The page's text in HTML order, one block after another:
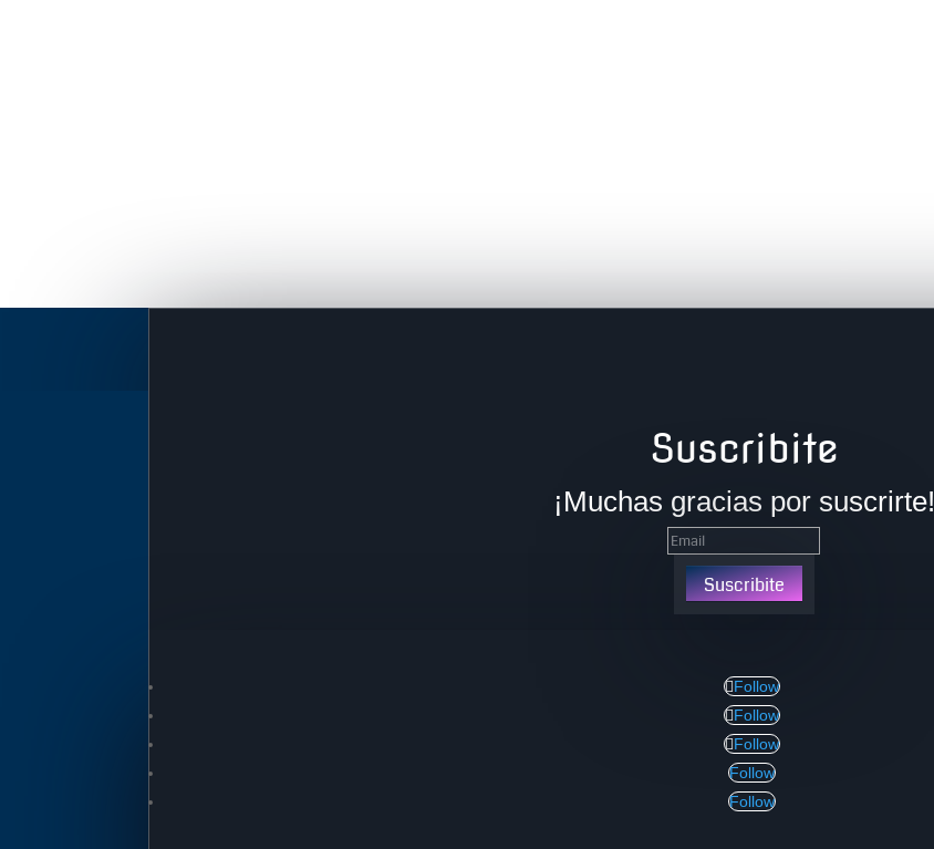
Suscribite
¡Muchas gracias por suscrirte!
Suscribite
Follow
Follow
Follow
Follow
Follow